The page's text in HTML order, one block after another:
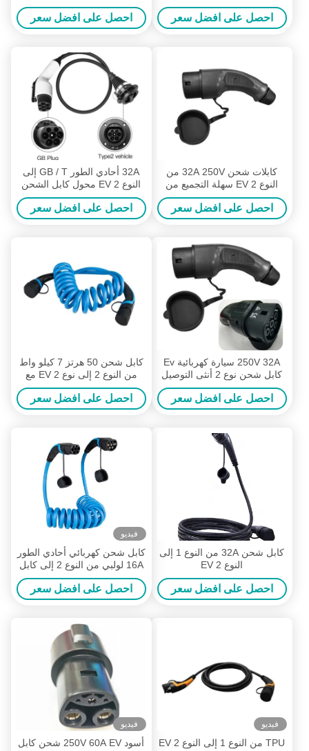
الكهربائية من النوع 2 IEC
62196-2 كابل شحن قابس
كهربائي
احصل على افضل سعر
القياسي
احصل على افضل سعر
كابلات شحن 32A 250V من
النوع 2 EV سهلة التجميع من
النوع 2 قابس أنثى
احصل على افضل سعر
32A أحادي الطور GB / T إلى
النوع 2 EV محول كابل الشحن
0.5m 250V
احصل على افضل سعر
250V 32A سيارة كهربائية Ev
كابل شحن نوع 2 أنثى التوصيل
احصل على افضل سعر
كابل شحن 50 هرتز 7 كيلو واط
من النوع 2 إلى نوع 2 EV مع
كابل ملفوف 5 متر
احصل على افضل سعر
كابل شحن 32A من النوع 1 إلى
النوع 2 EV
احصل على افضل سعر
فيديو
كابل شحن كهربائي أحادي الطور
16A لولبي من النوع 2 إلى كابل
شحن من النوع 2 EV
احصل على افضل سعر
فيديو
TPU من النوع 1 إلى النوع 2 EV
فيديو
أسود 250V 60A EV شحن كابل